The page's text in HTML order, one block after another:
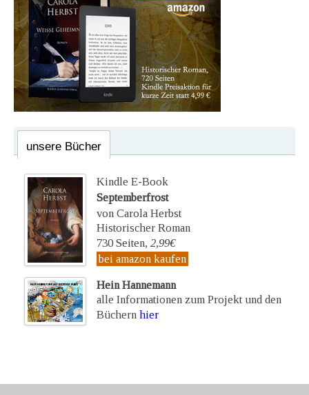
unsere Bücher
Kindle E-Book
Septemberfrost
von Carola Herbst
Historischer Roman
730 Seiten, 2,99€
bei amazon kaufen
Hein Hannemann
alle Informationen zum Projekt und den
Büchern hier